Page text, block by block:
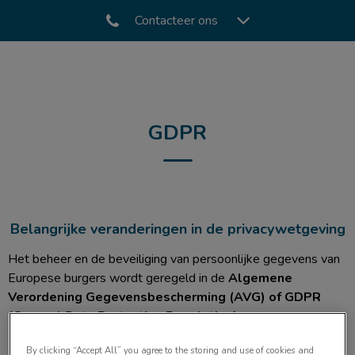
Contacteer ons
GDPR
Belangrijke veranderingen in de privacywetgeving
Het beheer en de beveiliging van persoonlijke gegevens van
Europese burgers wordt geregeld in de Algemene
Verordening Gegevensbescherming (AVG) of GDPR
(General Data Protection Regulation).
By clicking “Accept All” you agree to the storing and use of cookies and